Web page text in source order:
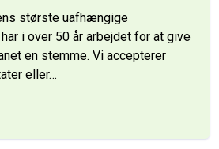
største uafhængige
i over 50 år arbejdet for at give
en stemme. Vi accepterer
eller…